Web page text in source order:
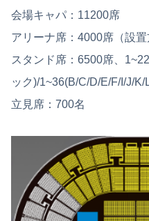
会場キャパ：11200席
アリーナ席：4000席（設置
スタンド席：6500席、
ック)/1~36(B/C/D/E/F/I/J/K/
立見席：700名